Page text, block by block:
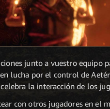
junto a vuestro equipo
lucha por el control de
la interacción de los
con otros jugadores en el